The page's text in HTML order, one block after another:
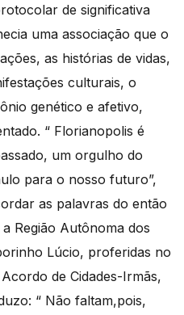
de significativa
uma associação que o
as histórias de vidas,
culturais, o
genético e afetivo,
“ Florianopolis é
um orgulho do
para o nosso futuro”,
as palavras do então
Região Autônoma dos
Lúcio, proferidas no
de Cidades-Irmãs,
“ Não faltam,pois,